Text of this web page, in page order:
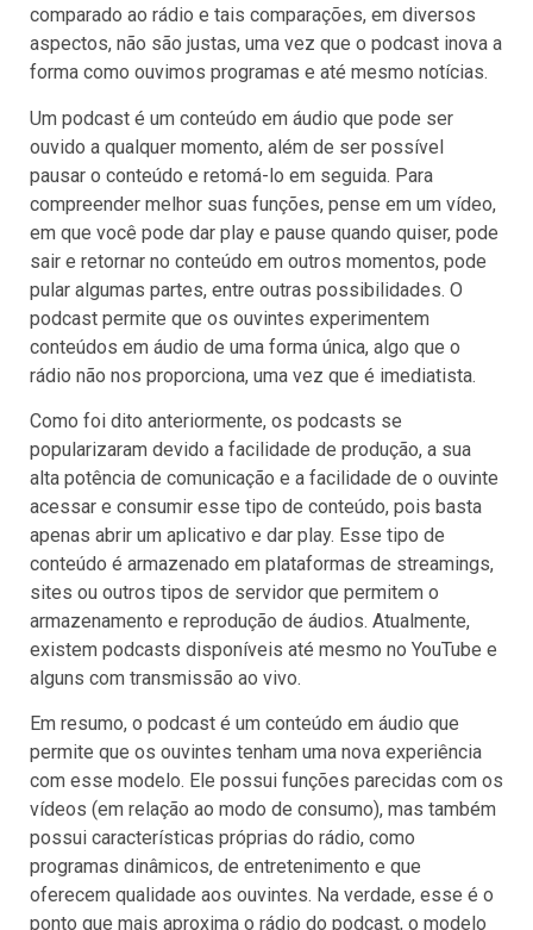
comparado ao rádio e tais comparações, em diversos
aspectos, não são justas, uma vez que o podcast inova a
forma como ouvimos programas e até mesmo notícias.
Um podcast é um conteúdo em áudio que pode ser
ouvido a qualquer momento, além de ser possível
pausar o conteúdo e retomá-lo em seguida. Para
compreender melhor suas funções, pense em um vídeo,
em que você pode dar play e pause quando quiser, pode
sair e retornar no conteúdo em outros momentos, pode
pular algumas partes, entre outras possibilidades. O
podcast permite que os ouvintes experimentem
conteúdos em áudio de uma forma única, algo que o
rádio não nos proporciona, uma vez que é imediatista.
Como foi dito anteriormente, os podcasts se
popularizaram devido a facilidade de produção, a sua
alta potência de comunicação e a facilidade de o ouvinte
acessar e consumir esse tipo de conteúdo, pois basta
apenas abrir um aplicativo e dar play. Esse tipo de
conteúdo é armazenado em plataformas de streamings,
sites ou outros tipos de servidor que permitem o
armazenamento e reprodução de áudios. Atualmente,
existem podcasts disponíveis até mesmo no YouTube e
alguns com transmissão ao vivo.
Em resumo, o podcast é um conteúdo em áudio que
permite que os ouvintes tenham uma nova experiência
com esse modelo. Ele possui funções parecidas com os
vídeos (em relação ao modo de consumo), mas também
possui características próprias do rádio, como
programas dinâmicos, de entretenimento e que
oferecem qualidade aos ouvintes. Na verdade, esse é o
ponto que mais aproxima o rádio do podcast, o modelo